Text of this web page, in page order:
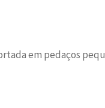
em pedaços